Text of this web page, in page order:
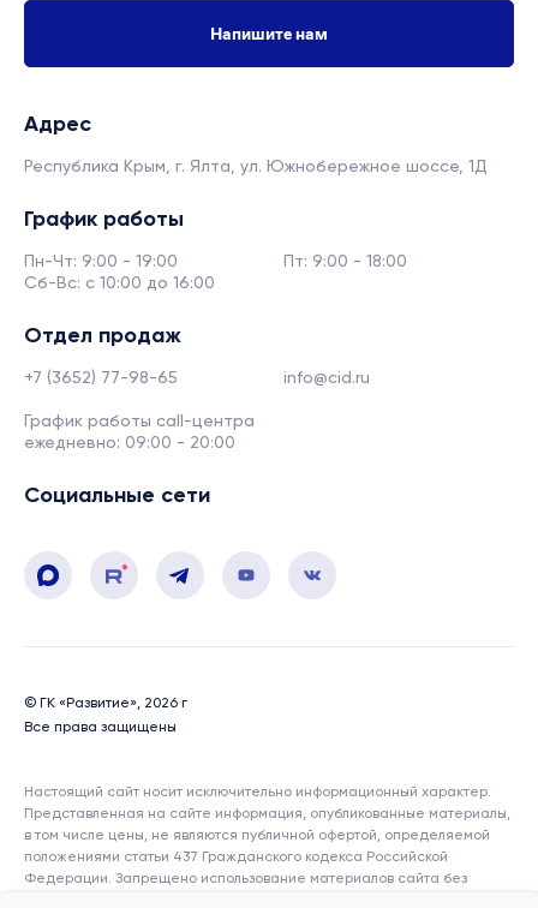
Напишите нам
Адрес
Республика Крым, г. Ялта, ул. Южнобережное шоссе, 1Д
График работы
Пн-Чт: 9:00 - 19:00
Пт: 9:00 - 18:00
Сб-Вс: с 10:00 до 16:00
Отдел продаж
+7 (3652) 77-98-65 info@cid.ru
График работы call-центра
ежедневно: 09:00 - 20:00
Социальные сети
© ГК «Развитие», 2026 г
Все права защищены
Настоящий сайт носит исключительно информационный характер.
Представленная на сайте информация, опубликованные материалы,
в том числе цены, не являются публичной офертой, определяемой
положениями статьи 437 Гражданского кодекса Российской
Федерации. Запрещено использование материалов сайта без